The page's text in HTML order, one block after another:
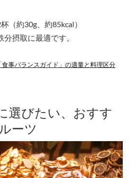
（約30g、約85kcal）
摂取に最適です。
食事バランスガイド」の適量と料理区分
選びたい、おすす
ーツ